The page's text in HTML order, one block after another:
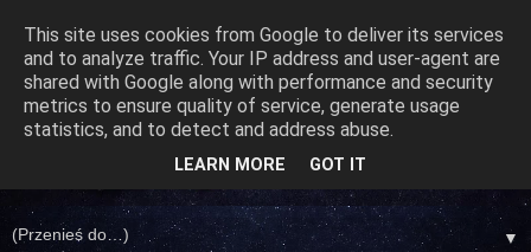
▼
This site uses cookies from Google to deliver its services
and to analyze traffic. Your IP address and user-agent are
shared with Google along with performance and security
metrics to ensure quality of service, generate usage
statistics, and to detect and address abuse.
LEARN MORE GOT IT